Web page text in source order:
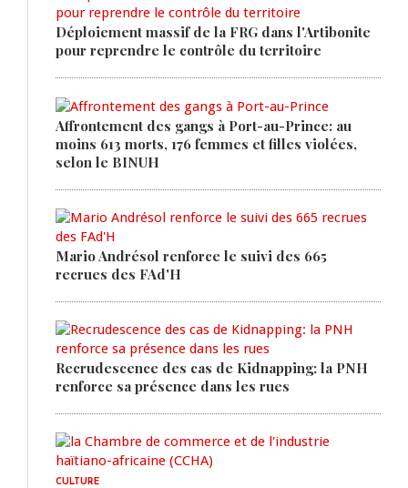
Déploiement massif de la FRG dans l'Artibonite
pour reprendre le contrôle du territoire
Affrontement des gangs à Port-au-Prince: au
moins 613 morts, 176 femmes et filles violées,
selon le BINUH
Mario Andrésol renforce le suivi des 665
recrues des FAd'H
Recrudescence des cas de Kidnapping: la PNH
renforce sa présence dans les rues
CULTURE